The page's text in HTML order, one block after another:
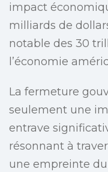
impact
milliards de
notable des 30
l’économie
La fermeture
seulement une
entrave
résonnant à
une empreinte